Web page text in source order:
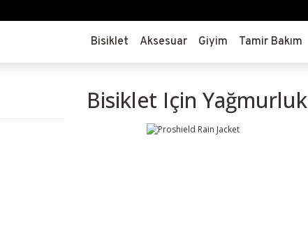
Bisiklet Aksesuar Giyim Tamir Bakım
Bisiklet Için Yağmurluk